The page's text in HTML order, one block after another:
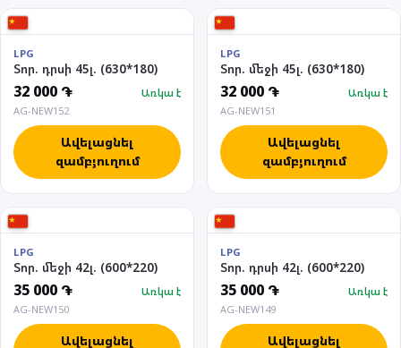
LPG
Տոր. դրսի 45լ. (630*180)
32 000 ֏
Առկա է
AG-NEW152
Ավելացնել
զամբյուղում
LPG
Տոր. մեջի 45լ. (630*180)
32 000 ֏
Առկա է
AG-NEW151
Ավելացնել
զամբյուղում
LPG
Տոր. մեջի 42լ. (600*220)
35 000 ֏
Առկա է
AG-NEW150
Ավելացնել
LPG
Տոր. դրսի 42լ. (600*220)
35 000 ֏
Առկա է
AG-NEW149
Ավելացնել